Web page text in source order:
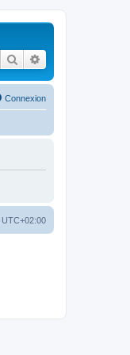
Rechercher
Connexion
UTC+02:00